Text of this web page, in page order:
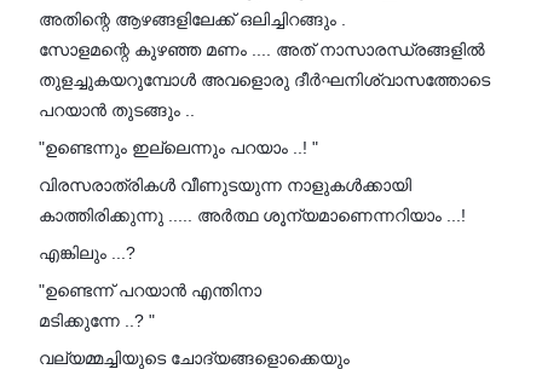
അതിന്റെ ആഴങ്ങളിലേക്ക് ഒലിച്ചിറങ്ങും .
സോളമന്റെ കുഴഞ്ഞ മണം .... അത് നാസാരന്ധ്രങ്ങളിൽ
തുളച്ചുകയറുമ്പോൾ അവളൊരു ദീർഘനിശ്വാസത്തോടെ
പറയാൻ തുടങ്ങും ..
"ഉണ്ടെന്നും ഇല്ലെന്നും പറയാം ..! "
വിരസരാത്രികൾ വീണുടയുന്ന നാളുകൾക്കായി
കാത്തിരിക്കുന്നു ..... അർത്ഥ ശൂന്യമാണെന്നറിയാം ...!
എങ്കിലും ...?
"ഉണ്ടെന്ന് പറയാൻ എന്തിനാ
മടിക്കുന്നേ ..? "
വല്യമ്മച്ചിയുടെ ചോദ്യങ്ങളൊക്കെയും